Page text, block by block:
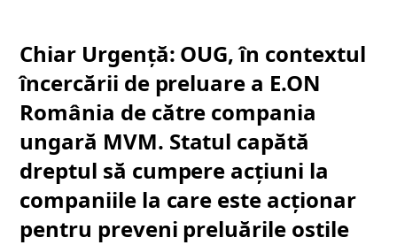
Chiar Urgență: OUG, în contextul
încercării de preluare a E.ON
România de către compania
ungară MVM. Statul capătă
dreptul să cumpere acțiuni la
companiile la care este acționar
pentru preveni preluările ostile